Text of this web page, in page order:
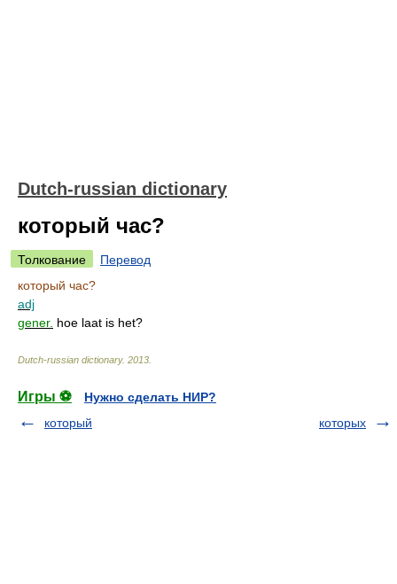
Dutch-russian dictionary
который час?
Толкование
Перевод
который час?
adj
gener. hoe laat is het?
Dutch-russian dictionary. 2013
Игры ⚽
Нужно сделать НИР?
который
которых